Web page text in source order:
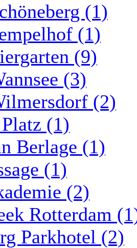
(1)
(1)
(9)
(3)
(2)
(1)
Berlage (1)
(1)
(2)
Rotterdam
Parkhotel (2)